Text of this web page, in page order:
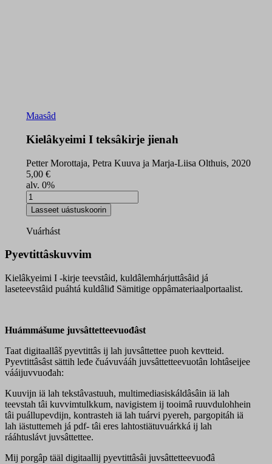
Maasâd
Kielâkyeimi I teksâkirje jienah
Petter Morottaja, Petra Kuuva ja Marja-Liisa Olthuis, 2020
5,00 €
alv. 0%
Kielâkyeimi
I
teksâkirje
jienah
Lasseet uástuskoorin
Vuárhást
Pyevtittâskuvvim
Kielâkyeimi I -kirje teevstâid, kuldâlemhárjuttâsâid já
laseteevstâid puáhtá kuldâliđ Sämitige oppâmateriaalportaalist.
Huámmášume juvsâttetteevuođâst
Taat digitaallâš pyevtittâs ij lah juvsâttettee puoh kevtteid.
Pyevtittâsâst sättih leđe čuávuvááh juvsâttetteevuotân lohtâseijee
vááijuvvuođah:
Kuuvijn iä lah tekstâvastuuh, multimediasiskáldâsâin iä lah
teevstah tâi kuvvimtulkkum, navigistem ij tooimâ ruuvdulohhein
tâi puállupevdijn, kontrasteh iä lah tuárvi pyereh, pargopitáh iä
lah iästuttemeh já pdf- tâi eres lahtostiätuvuárkká ij lah
rááhtuslávt juvsâttettee.
Mij porgâp tääl digitaallij pyevtittâsâi juvsâttetteevuođâ